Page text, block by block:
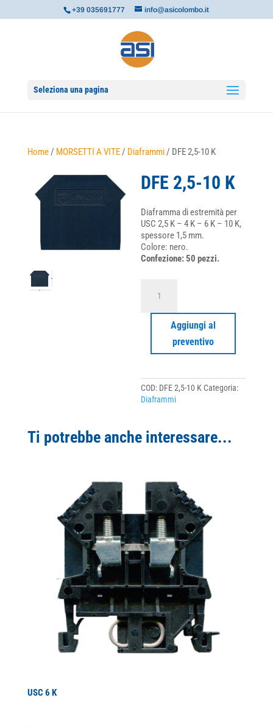
+39 035691777 info@asicolombo.it
Seleziona una pagina
Home/ MORSETTI A VITE/ Diaframmi/ DFE 2,5-10 K
DFE 2,5-10 K
Diaframma di estremità per
USC 2,5 K – 4 K – 6 K – 10 K,
spessore 1,5 mm.
Colore: nero.
Confezione: 50 pezzi.
Aggiungi al
preventivo
COD: DFE 2,5-10 K Categoria:
Diaframmi
Ti potrebbe anche interessare...
USC 6 K